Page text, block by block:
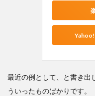
最近の例として、と書き出
ういったものばかりです。